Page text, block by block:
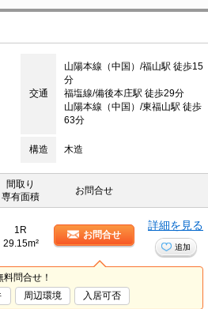
交通
山陽本線（中国）/福山駅 徒歩15
分
福塩線/備後本庄駅 徒歩29分
山陽本線（中国）/東福山駅 徒歩
63分
構造 木造
間取り
専有面積
お問合せ
1R
29.15m²
お問合せ
詳細を見る
追加
問合せ！
周辺環境 入居可否